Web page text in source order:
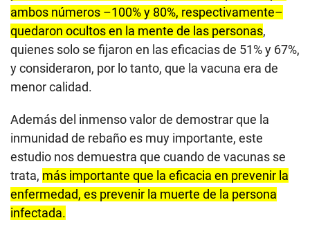
ambos números –100% y 80%, respectivamente–
quedaron ocultos en la mente de las personas,
quienes solo se fijaron en las eficacias de 51% y 67%,
y consideraron, por lo tanto, que la vacuna era de
menor calidad.
Además del inmenso valor de demostrar que la
inmunidad de rebaño es muy importante, este
estudio nos demuestra que cuando de vacunas se
trata, más importante que la eficacia en prevenir la
enfermedad, es prevenir la muerte de la persona
infectada.